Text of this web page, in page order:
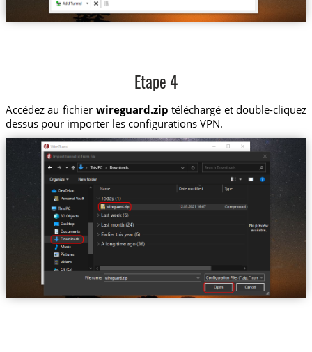
Etape 4
Accédez au fichier wireguard.zip téléchargé et double-cliquez
dessus pour importer les configurations VPN.